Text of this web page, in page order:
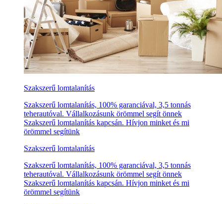
Szakszerű lomtalanítás
Szakszerű lomtalanítás, 100% garanciával, 3,5 tonnás
teherautóval. Vállalkozásunk örömmel segít önnek
Szakszerű lomtalanítás kapcsán. Hívjon minket és mi
örömmel segítünk
Szakszerű lomtalanítás
Szakszerű lomtalanítás, 100% garanciával, 3,5 tonnás
teherautóval. Vállalkozásunk örömmel segít önnek
Szakszerű lomtalanítás kapcsán. Hívjon minket és mi
örömmel segítünk